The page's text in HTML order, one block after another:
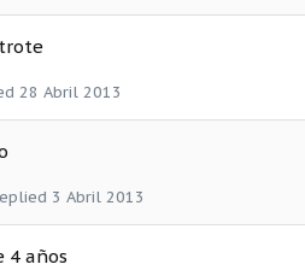
28 Abril 2013
3 Abril 2013
4 años